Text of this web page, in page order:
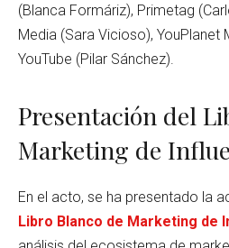
(Blanca Formáriz), Primetag
Media (Sara Vicioso), YouPlanet
YouTube (Pilar Sánchez).
Presentación del
Marketing de
En el acto, se ha presentado la
Libro Blanco de Marketing de